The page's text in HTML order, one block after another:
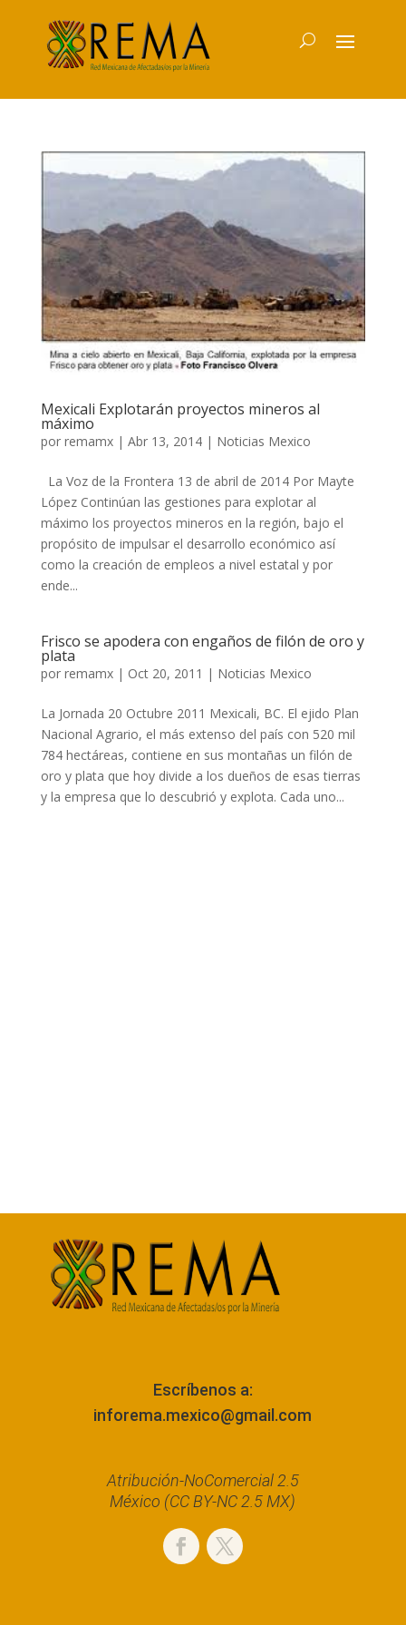
Mexicali Explotarán proyectos mineros al
máximo
por remamx| Abr 13, 2014| Noticias Mexico
La Voz de la Frontera 13 de abril de 2014 Por Mayte
López Continúan las gestiones para explotar al
máximo los proyectos mineros en la región, bajo el
propósito de impulsar el desarrollo económico así
como la creación de empleos a nivel estatal y por
ende...
Frisco se apodera con engaños de filón de oro y
plata
por remamx| Oct 20, 2011 | Noticias Mexico
La Jornada 20 Octubre 2011 Mexicali, BC. El ejido Plan
Nacional Agrario, el más extenso del país con 520 mil
784 hectáreas, contiene en sus montañas un filón de
oro y plata que hoy divide a los dueños de esas tierras
y la empresa que lo descubrió y explota. Cada uno...
Escríbenos a:
inforema.mexico@gmail.com
Atribución-NoComercial 2.5
México (CC BY-NC 2.5 MX)